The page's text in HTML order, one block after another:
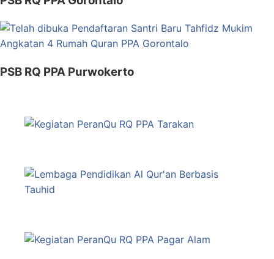
PSB RQ PPA Purwokerto